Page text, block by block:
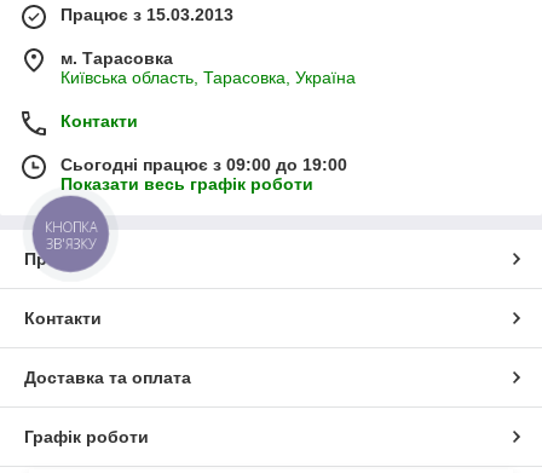
Працює з 15.03.2013
м. Тарасовка
Київська область, Тарасовка, Україна
Контакти
Сьогодні працює з 09:00 до 19:00
Показати весь графік роботи
Про нас
Контакти
Доставка та оплата
Графік роботи
КНОПКА
ЗВ'ЯЗКУ